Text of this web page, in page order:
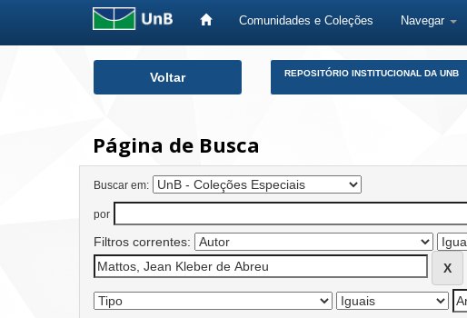
Comunidades e Coleções Navegar
Voltar REPOSITÓRIO INSTITUCIONAL DA UNB
Página de Busca
Buscar em:
por
Filtros correntes: